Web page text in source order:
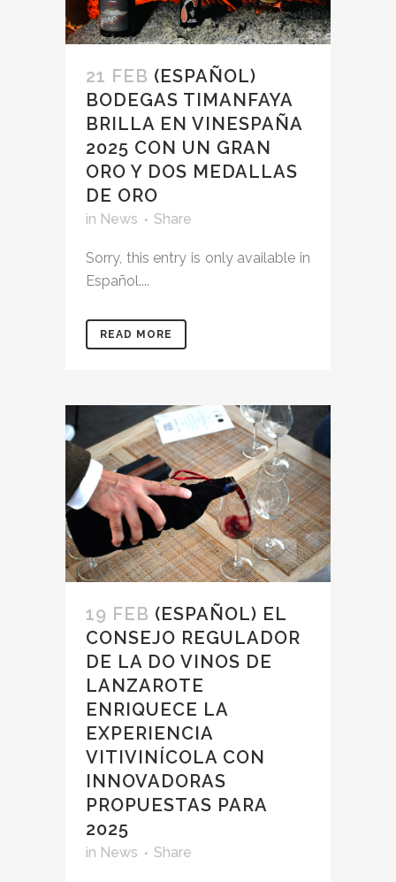
21 FEB (ESPAÑOL)
BODEGAS TIMANFAYA
BRILLA EN VINESPAÑA
2025 CON UN GRAN
ORO Y DOS MEDALLAS
DE ORO
in News Share
Sorry, this entry is only available in
Español....
READ MORE
19 FEB (ESPAÑOL) EL
CONSEJO REGULADOR
DE LA DO VINOS DE
LANZAROTE
ENRIQUECE LA
EXPERIENCIA
VITIVINÍCOLA CON
INNOVADORAS
PROPUESTAS PARA
2025
in News Share